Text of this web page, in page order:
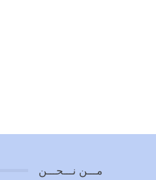
مـــن نـــحـــن